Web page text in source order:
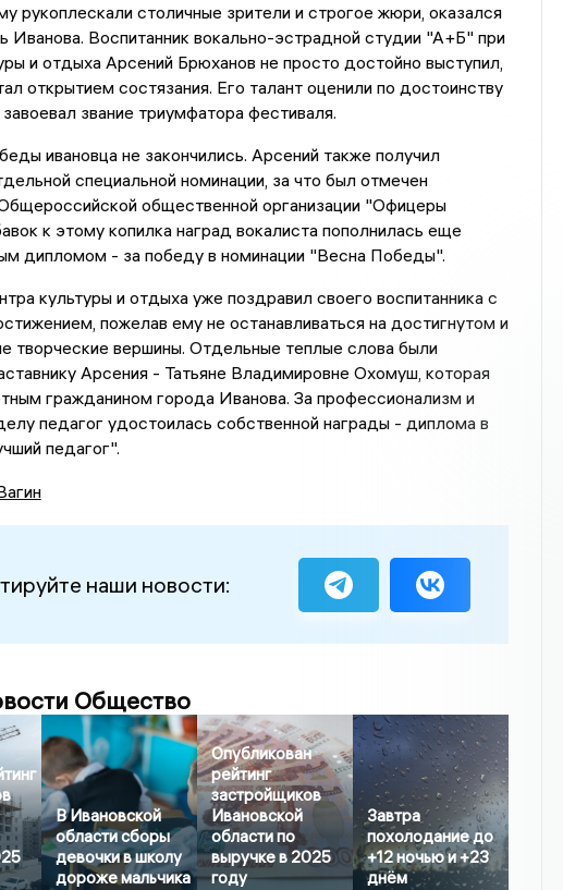
рукоплескали столичные зрители и строгое жюри, оказался
Иванова. Воспитанник вокально-эстрадной студии "А+Б" при
и отдыха Арсений Брюханов не просто достойно выступил,
открытием состязания. Его талант оценили по достоинству
звание триумфатора фестиваля.
ивановца не закончились. Арсений также получил
специальной номинации, за что был отмечен
общественной организации "Офицеры
к этому копилка наград вокалиста пополнилась еще
дипломом - за победу в номинации "Весна Победы".
культуры и отдыха уже поздравил своего воспитанника с
пожелав ему не останавливаться на достигнутом и
творческие вершины. Отдельные теплые слова были
Арсения - Татьяне Владимировне Охомуш, которая
гражданином города Иванова. За профессионализм и
педагог удостоилась собственной награды - диплома в
педагог".
наши новости:
Общество
В Ивановской
области сборы
девочки в школу
дороже мальчика
Опубликован
рейтинг
застройщиков
Ивановской
области по
выручке в 2025
году
Завтра
похолодание до
+12 ночью и +23
днём